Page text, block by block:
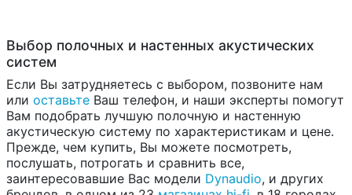
Выбор полочных и настенных акустических
систем
Если Вы затрудняетесь с выбором, позвоните нам
или оставьте Ваш телефон, и наши эксперты помогут
Вам подобрать лучшую полочную и настенную
акустическую систему по характеристикам и цене.
Прежде, чем купить, Вы можете посмотреть,
послушать, потрогать и сравнить все,
заинтересовавшие Вас модели Dynaudio, и других